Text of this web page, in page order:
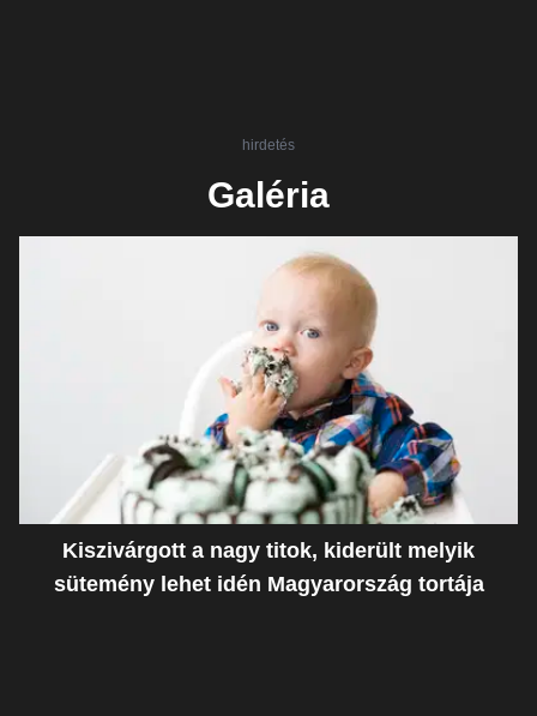
hirdetés
Galéria
Kiszivárgott a nagy titok, kiderült melyik
sütemény lehet idén Magyarország tortája